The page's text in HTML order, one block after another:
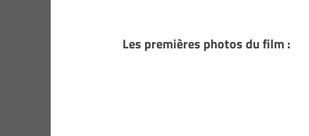
Les premières photos du film :